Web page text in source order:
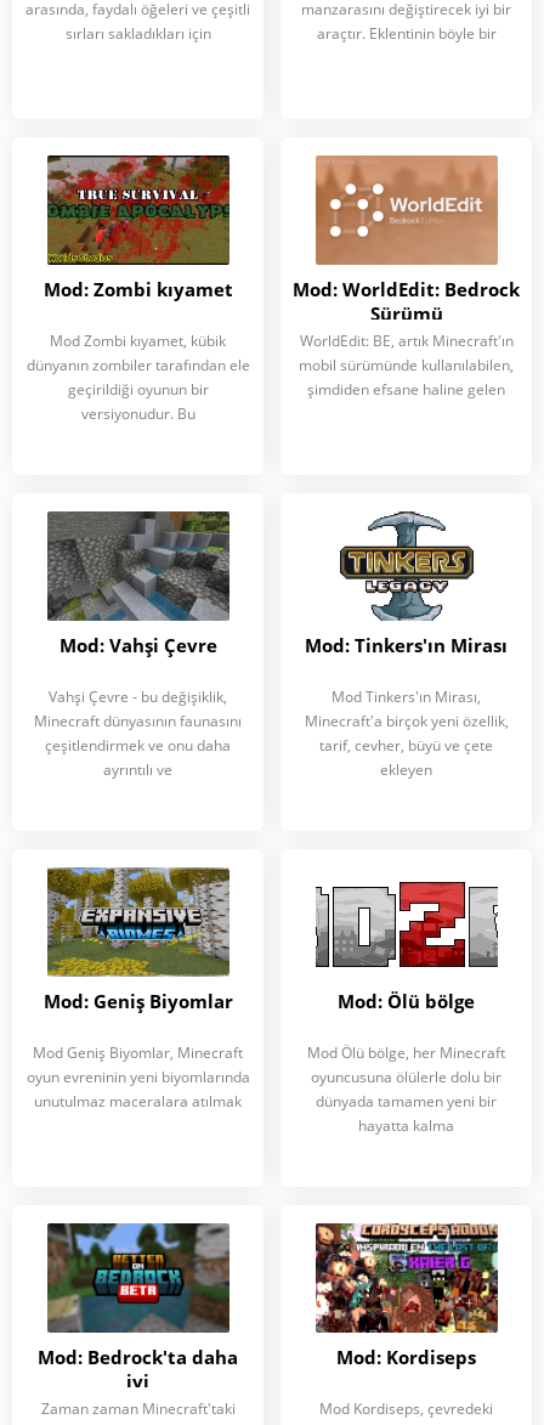
arasında, faydalı öğeleri ve çeşitli
sırları sakladıkları için
manzarasını değiştirecek iyi bir
araçtır. Eklentinin böyle bir
Mod: Zombi kıyamet
Mod Zombi kıyamet, kübik
dünyanın zombiler tarafından ele
geçirildiği oyunun bir
versiyonudur. Bu
Mod: WorldEdit: Bedrock
Sürümü
WorldEdit: BE, artık Minecraft'ın
mobil sürümünde kullanılabilen,
şimdiden efsane haline gelen
Mod: Vahşi Çevre
Vahşi Çevre - bu değişiklik,
Minecraft dünyasının faunasını
çeşitlendirmek ve onu daha
ayrıntılı ve
Mod: Tinkers'ın Mirası
Mod Tinkers'ın Mirası,
Minecraft'a birçok yeni özellik,
tarif, cevher, büyü ve çete
ekleyen
Mod: Geniş Biyomlar
Mod Geniş Biyomlar, Minecraft
oyun evreninin yeni biyomlarında
unutulmaz maceralara atılmak
Mod: Ölü bölge
Mod Ölü bölge, her Minecraft
oyuncusuna ölülerle dolu bir
dünyada tamamen yeni bir
hayatta kalma
Mod: Bedrock'ta daha
iyi
Zaman zaman Minecraft'taki
Mod: Kordiseps
Mod Kordiseps, çevredeki